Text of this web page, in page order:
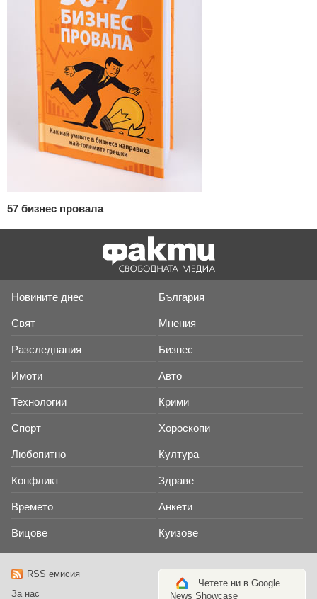
57 бизнес провала
Новините днес България
Свят Мнения
Разследвания Бизнес
Имоти Авто
Технологии Крими
Спорт Хороскопи
Любопитно Култура
Конфликт Здраве
Времето Анкети
Вицове Куизове
RSS емисия
За нас
Четете ни в Google
News Showcase